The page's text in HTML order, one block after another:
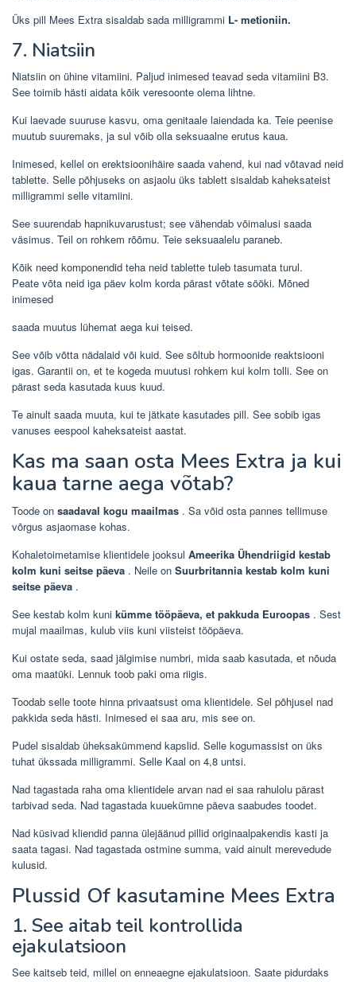
Üks pill Mees Extra sisaldab sada milligrammi L- metioniin.
7. Niatsiin
Niatsiin on ühine vitamiini. Paljud inimesed teavad seda vitamiini B3.
See toimib hästi aidata kõik veresoonte olema lihtne.
Kui laevade suuruse kasvu, oma genitaale laiendada ka. Teie peenise
muutub suuremaks, ja sul võib olla seksuaalne erutus kaua.
Inimesed, kellel on erektsioonihäire saada vahend, kui nad võtavad neid
tablette. Selle põhjuseks on asjaolu üks tablett sisaldab kaheksateist
milligrammi selle vitamiini.
See suurendab hapnikuvarustust; see vähendab võimalusi saada
väsimus. Teil on rohkem rõõmu. Teie seksuaalelu paraneb.
Kõik need komponendid teha neid tablette tuleb tasumata turul.
Peate võta neid iga päev kolm korda pärast võtate sööki. Mõned
inimesed
saada muutus lühemat aega kui teised.
See võib võtta nädalaid või kuid. See sõltub hormoonide reaktsiooni
igas. Garantii on, et te kogeda muutusi rohkem kui kolm tolli. See on
pärast seda kasutada kuus kuud.
Te ainult saada muuta, kui te jätkate kasutades pill. See sobib igas
vanuses eespool kaheksateist aastat.
Kas ma saan osta Mees Extra ja kui
kaua tarne aega võtab?
Toode on saadaval kogu maailmas . Sa võid osta pannes tellimuse
võrgus asjaomase kohas.
Kohaletoimetamise klientidele jooksul Ameerika Ühendriigid kestab
kolm kuni seitse päeva . Neile on Suurbritannia kestab kolm kuni
seitse päeva .
See kestab kolm kuni kümme tööpäeva, et pakkuda Euroopas . Sest
mujal maailmas, kulub viis kuni viisteist tööpäeva.
Kui ostate seda, saad jälgimise numbri, mida saab kasutada, et nõuda
oma maatüki. Lennuk toob paki oma riigis.
Toodab selle toote hinna privaatsust oma klientidele. Sel põhjusel nad
pakkida seda hästi. Inimesed ei saa aru, mis see on.
Pudel sisaldab üheksakümmend kapslid. Selle kogumassist on üks
tuhat ükssada milligrammi. Selle Kaal on 4,8 untsi.
Nad tagastada raha oma klientidele arvan nad ei saa rahulolu pärast
tarbivad seda. Nad tagastada kuuekümne päeva saabudes toodet.
Nad küsivad kliendid panna ülejäänud pillid originaalpakendis kasti ja
saata tagasi. Nad tagastada ostmine summa, vaid ainult merevedude
kulusid.
Plussid Of kasutamine Mees Extra
1. See aitab teil kontrollida
ejakulatsioon
See kaitseb teid, millel on enneaegne ejakulatsioon. Saate pidurdaks